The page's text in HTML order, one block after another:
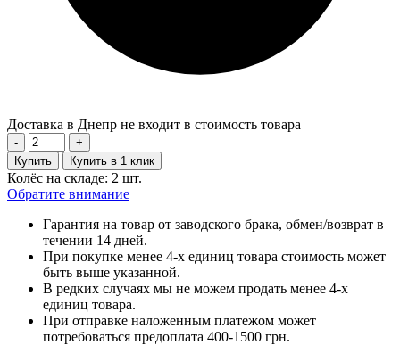
Доставка в Днепр не входит в стоимость товара
-
+
Купить
Купить в 1 клик
Колёс на складе: 2 шт.
Обратите внимание
Гарантия на товар от заводского брака, обмен/возврат в
течении 14 дней.
При покупке менее 4-х единиц товара стоимость может
быть выше указанной.
В редких случаях мы не можем продать менее 4-х
единиц товара.
При отправке наложенным платежом может
потребоваться предоплата 400-1500 грн.